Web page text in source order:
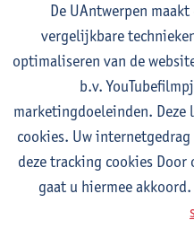
Supervisie
1E/2E SEM
studiepunten
Lesgever(s): Aster Van
Hanane Dauwe
Jokelien
Introductie vakdidactiek
Verplicht: 3 studiepunten, indien
6 studiepunten, indien 2
De UAntwerpen
vergelijkbare
optimaliseren van de
b.v.
marketingdoeleinden.
cookies. Uw
deze tracking cookies
gaat u hiermee